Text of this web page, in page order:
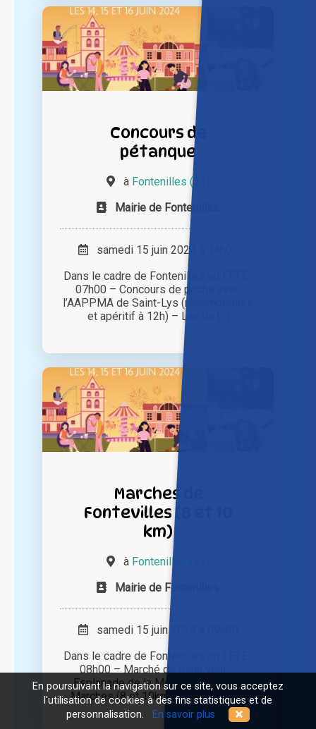
Concours de
pétanque
à Fontenilles (31)
Mairie de Fontenilles
samedi 15 juin 2024 à 14h00
Dans le cadre de Fontenilles en FÊTE :
07h00 – Concours de pêche avec
l’AAPPMA de Saint-Lys (récompenses
et apéritif à 12h) – Lac de [...]
Marches de
Fontevilles (8 et 10
km)
à Fontenilles (31)
Mairie de Fontenilles
samedi 15 juin 2024 à 09h00
Dans le cadre de Fontenilles en FÊTE :
08h00 – Marché de plein vent –
Esplanade de la Mémoire 08h45 –
Marches (8 et 10km) organisées [...]
En poursuivant la navigation sur ce site, vous acceptez
l'utilisation de cookies à des fins statistiques et de
personnalisation.
En savoir plus